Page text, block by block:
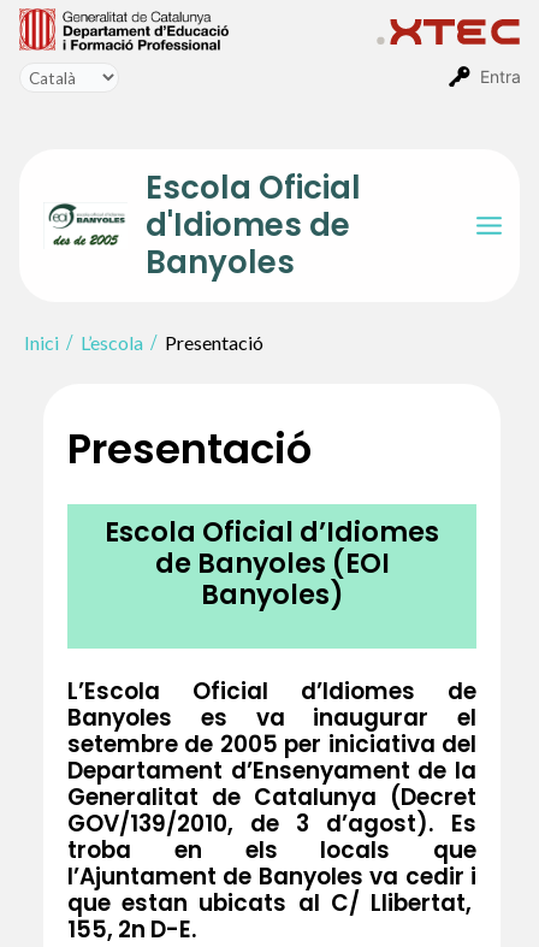
Entra
Vés
contingut
Escola Oficial
d'Idiomes de
Banyoles
Inici L’escola Presentació
Presentació
Escola Oficial d’Idiomes
de Banyoles (EOI
Banyoles)
L’Escola Oficial d’Idiomes de
Banyoles es va inaugurar el
setembre de 2005 per iniciativa del
Departament d’Ensenyament de la
Generalitat de Catalunya (Decret
GOV/139/2010, de 3 d’agost). Es
troba en els locals que
l’Ajuntament de Banyoles va cedir i
que estan ubicats al C/ Llibertat,
155, 2n D-E.